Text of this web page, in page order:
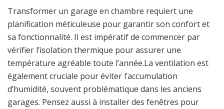
Transformer un garage en chambre requiert une
planification méticuleuse pour garantir son confort et
sa fonctionnalité. Il est impératif de commencer par
vérifier l’isolation thermique pour assurer une
température agréable toute l’année.La ventilation est
également cruciale pour éviter l’accumulation
d’humidité, souvent problématique dans les anciens
garages. Pensez aussi à installer des fenêtres pour